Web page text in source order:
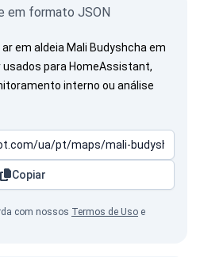
em formato JSON
em aldeia Mali Budyshcha em
para HomeAssistant,
interno ou análise
Copiar
com nossos Termos de Uso e